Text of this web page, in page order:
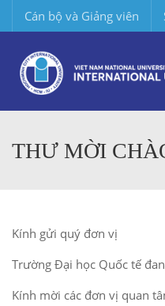
Cán bộ và Giảng viên
THƯ MỜI
Kính gửi quý đơn vị
Trường Đại học Quốc tế
Kính mời các đơn vị quan